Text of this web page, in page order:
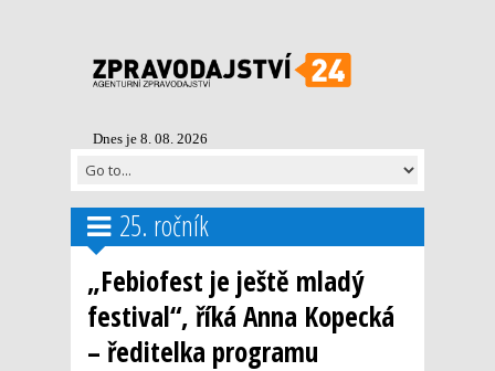
Dnes je 8. 08. 2026
25. ročník
„Febiofest je ještě mladý
festival“, říká Anna Kopecká
– ředitelka programu